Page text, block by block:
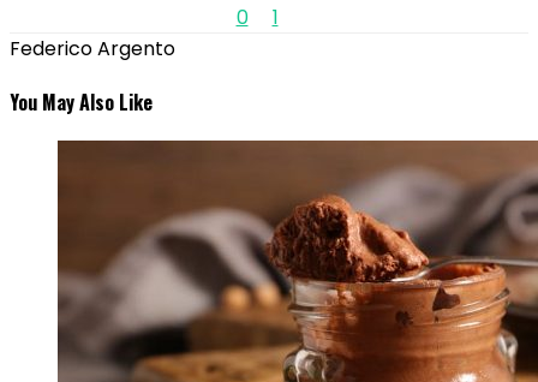
0
1
Federico Argento
You May Also Like